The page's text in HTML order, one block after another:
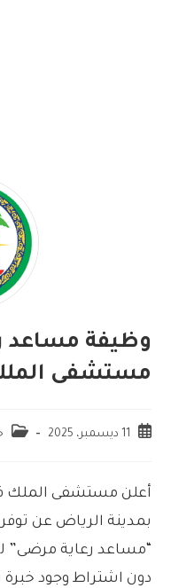
وظيفة مساعد
مستشفى
11 ديسمبر، 2025
أعلن مستشفى الملك
بمدينة الرياض عن
“مساعد رعاية مرضى”
دون اشتراط وجود